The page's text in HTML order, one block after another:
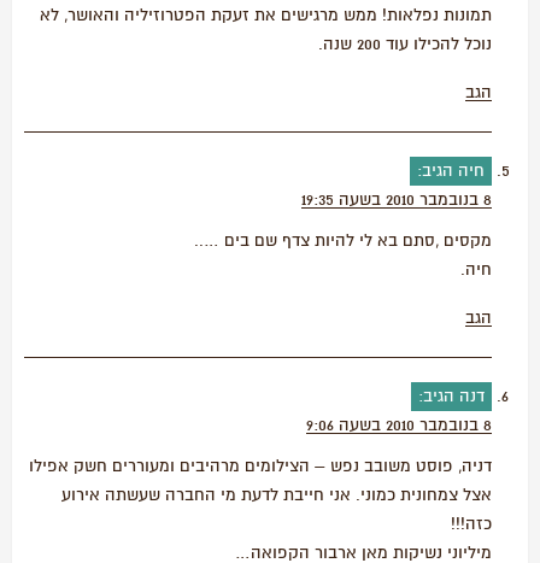
תמונות נפלאות! ממש מרגישים את זעקת הפטרוזיליה והאושר, לא
נוכל להכילו עוד 200 שנה.
הגב
חיה הגיב:
8 בנובמבר 2010 בשעה 19:35
מקסים ,סתם בא לי להיות צדף שם בים …..
חיה.
הגב
דנה הגיב:
8 בנובמבר 2010 בשעה 9:06
דניה, פוסט משובב נפש – הצילומים מרהיבים ומעוררים חשק אפילו
אצל צמחונית כמוני. אני חייבת לדעת מי החברה שעשתה אירוע
כזה!!!
מיליוני נשיקות מאן ארבור הקפואה…